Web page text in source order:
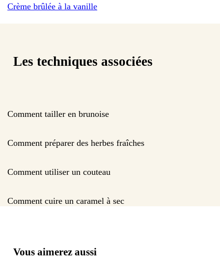
Crème brûlée à la vanille
Les techniques associées
Comment tailler en brunoise
Comment préparer des herbes fraîches
Comment utiliser un couteau
Comment cuire un caramel à sec
Vous aimerez aussi